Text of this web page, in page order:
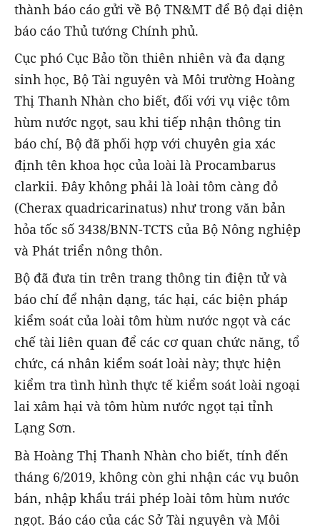
thành báo cáo gửi về Bộ TN&MT để Bộ đại diện
báo cáo Thủ tướng Chính phủ.
Cục phó Cục Bảo tồn thiên nhiên và đa dạng
sinh học, Bộ Tài nguyên và Môi trường Hoàng
Thị Thanh Nhàn cho biết, đối với vụ việc tôm
hùm nước ngọt, sau khi tiếp nhận thông tin
báo chí, Bộ đã phối hợp với chuyên gia xác
định tên khoa học của loài là Procambarus
clarkii. Đây không phải là loài tôm càng đỏ
(Cherax quadricarinatus) như trong văn bản
hỏa tốc số 3438/BNN-TCTS của Bộ Nông nghiệp
và Phát triển nông thôn.
Bộ đã đưa tin trên trang thông tin điện tử và
báo chí để nhận dạng, tác hại, các biện pháp
kiểm soát của loài tôm hùm nước ngọt và các
chế tài liên quan để các cơ quan chức năng, tổ
chức, cá nhân kiểm soát loài này; thực hiện
kiểm tra tình hình thực tế kiểm soát loài ngoại
lai xâm hại và tôm hùm nước ngọt tại tỉnh
Lạng Sơn.
Bà Hoàng Thị Thanh Nhàn cho biết, tính đến
tháng 6/2019, không còn ghi nhận các vụ buôn
bán, nhập khẩu trái phép loài tôm hùm nước
ngọt. Báo cáo của các Sở Tài nguyên và Môi